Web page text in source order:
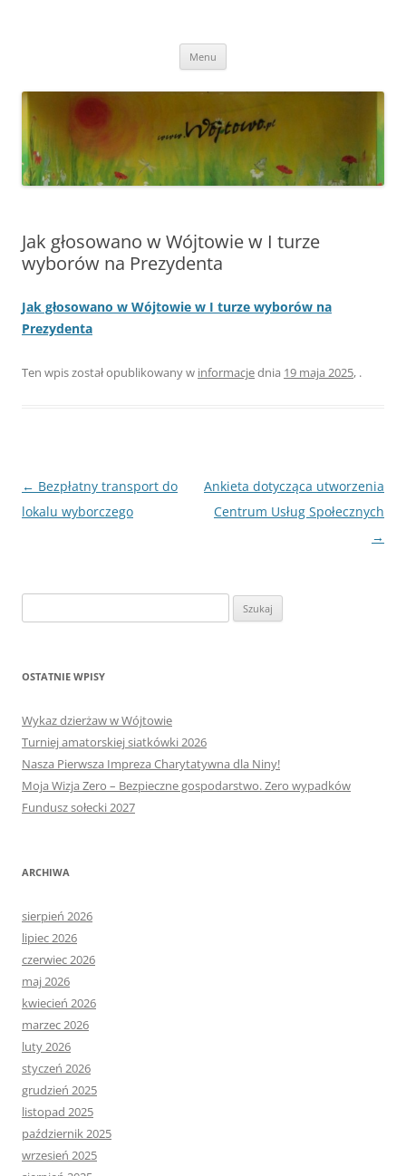
Menu
Jak głosowano w Wójtowie w I turze
wyborów na Prezydenta
Jak głosowano w Wójtowie w I turze wyborów na
Prezydenta
Ten wpis został opublikowany w informacjednia 19 maja 2025, .
Nawigacja
wpisu
← Bezpłatny transport do
lokalu wyborczego
Ankieta dotycząca utworzenia
Centrum Usług Społecznych
→
OSTATNIE WPISY
Wykaz dzierżaw w Wójtowie
Turniej amatorskiej siatkówki 2026
Nasza Pierwsza Impreza Charytatywna dla Niny!
Moja Wizja Zero – Bezpieczne gospodarstwo. Zero wypadków
Fundusz sołecki 2027
ARCHIWA
sierpień 2026
lipiec 2026
czerwiec 2026
maj 2026
kwiecień 2026
marzec 2026
luty 2026
styczeń 2026
grudzień 2025
listopad 2025
październik 2025
wrzesień 2025